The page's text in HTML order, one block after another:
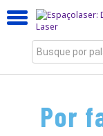
Busque por
Por